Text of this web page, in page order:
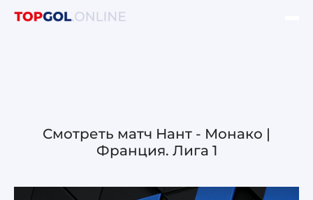
ОБЗОРЫ ЛЧ УЕФА
ОБЗОРЫ ЛЕ УЕФА
Смотреть матч Нант - Монако |
Франция. Лига 1